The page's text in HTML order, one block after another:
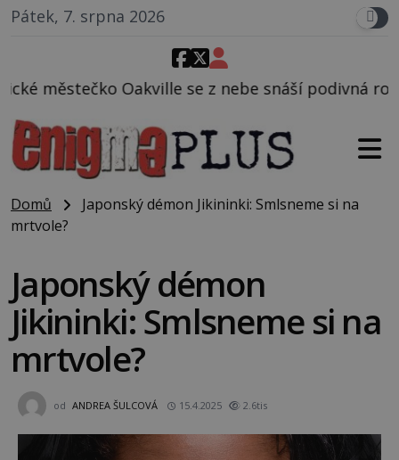
Pátek, 7. srpna 2026
se z nebe snáší podivná rosolovitá látka
Domů
Japonský démon Jikininki: Smlsneme si na
mrtvole?
Japonský démon
Jikininki: Smlsneme si na
mrtvole?
od ANDREA ŠULCOVÁ 15.4.2025 2.6tis